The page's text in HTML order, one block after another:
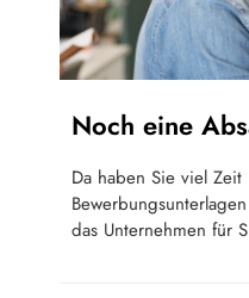
Noch eine
Da haben Sie viel
das Unternehmen für